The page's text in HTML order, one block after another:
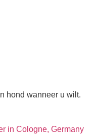
hond wanneer u wilt.